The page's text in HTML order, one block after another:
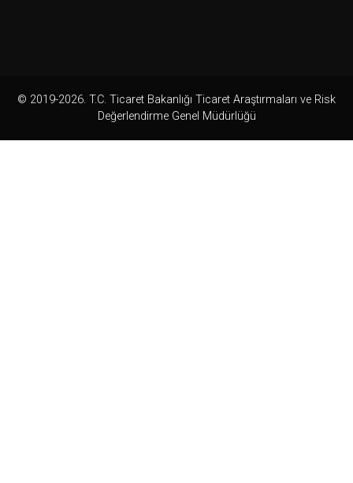
© 2019-2026. T.C. Ticaret Bakanlığı Ticaret Araştırmaları ve Risk
Değerlendirme Genel Müdürlüğü